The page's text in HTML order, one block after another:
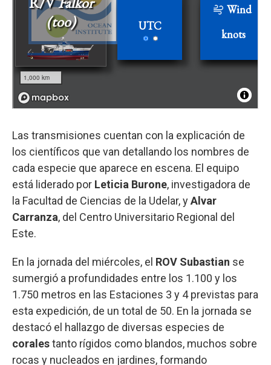
Las transmisiones cuentan con la explicación de
los científicos que van detallando los nombres de
cada especie que aparece en escena. El equipo
está liderado por Leticia Burone, investigadora de
la Facultad de Ciencias de la Udelar, yAlvar
Carranza, del Centro Universitario Regional del
Este.
En la jornada del miércoles, el ROV Subastian se
sumergió a profundidades entre los 1.100 y los
1.750 metros en las Estaciones 3 y 4 previstas para
esta expedición, de un total de 50. En la jornada se
destacó el hallazgo de diversas especies de
coralestanto rígidos como blandos, muchos sobre
rocas y nucleados en jardines, formando